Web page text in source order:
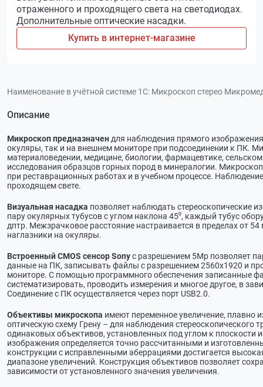
отраженного и проходящего света на светодиодах.
Дополнительные оптические насадки.
Купить в интернет-магазине
Наименование в учётной системе 1С: Микроскоп стерео
Описание
Микроскоп предназначен для наблюдения прямого
окуляры, так и на внешнем мониторе при подсоединении к ПК.
материаловедении, медицине, биологии, фармацевтике,
исследования образцов горных пород в минералогии.
при реставрационных работах и в учебном процессе.
проходящем свете.
Визуальная насадка позволяет наблюдать стереоскопические
пару окулярных тубусов с углом наклона 45⁰, каждый тубус
дптр. Межзрачковое расстояние настраивается в пределах от
наглазники на окуляры.
Встроенный CMOS сенсор Sonyс разрешением 5Мр позволяет
данные на ПК, записывать файлы с разрешением 2560х1920 и
мониторе. С помощью программного обеспечения записанные
систематизировать, проводить измерения и многое другое, в
Соединение с ПК осуществляется через порт USB2.0.
Объективы микроскопа имеют переменное увеличение, плавно
оптическую схему Грену – для наблюдения стереоскопического
одинаковых объективов, установленных под углом к плоскости
изображения определяется точно рассчитанными и
конструкции с исправленными аберрациями достигается
диапазоне увеличений. Конструкция объективов позволяет
зависимости от установленного значения увеличения.